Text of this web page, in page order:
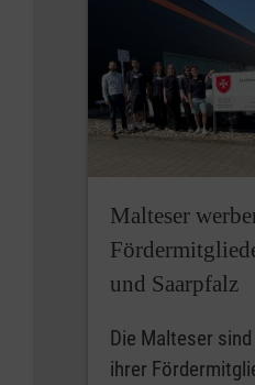
Malteser
und Saarpfalz
Die Malteser
ihrer